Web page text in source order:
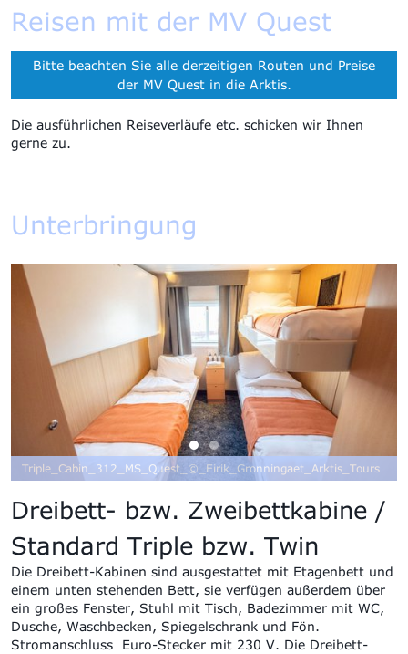
Reisen mit der MV Quest
Bitte beachten Sie alle derzeitigen Routen und Preise
der MV Quest in die Arktis.
Die ausführlichen Reiseverläufe etc. schicken wir Ihnen
gerne zu.
Unterbringung
Dreibett- bzw. Zweibettkabine /
Standard Triple bzw. Twin
Die Dreibett-Kabinen sind ausgestattet mit Etagenbett und
einem unten stehenden Bett, sie verfügen außerdem über
ein großes Fenster, Stuhl mit Tisch, Badezimmer mit WC,
Dusche, Waschbecken, Spiegelschrank und Fön.
Stromanschluss Euro-Stecker mit 230 V. Die Dreibett-